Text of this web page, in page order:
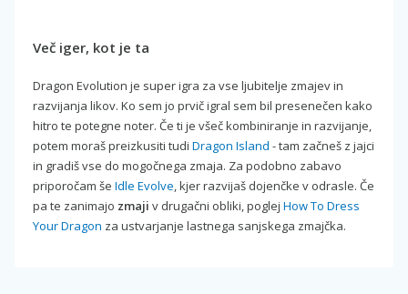
Več iger, kot je ta
Dragon Evolution je super igra za vse ljubitelje zmajev in
razvijanja likov. Ko sem jo prvič igral sem bil presenečen kako
hitro te potegne noter. Če ti je všeč kombiniranje in razvijanje,
potem moraš preizkusiti tudi Dragon Island - tam začneš z jajci
in gradiš vse do mogočnega zmaja. Za podobno zabavo
priporočam še Idle Evolve, kjer razvijaš dojenčke v odrasle. Če
pa te zanimajo zmaji v drugačni obliki, poglej How To Dress
Your Dragon za ustvarjanje lastnega sanjskega zmajčka.